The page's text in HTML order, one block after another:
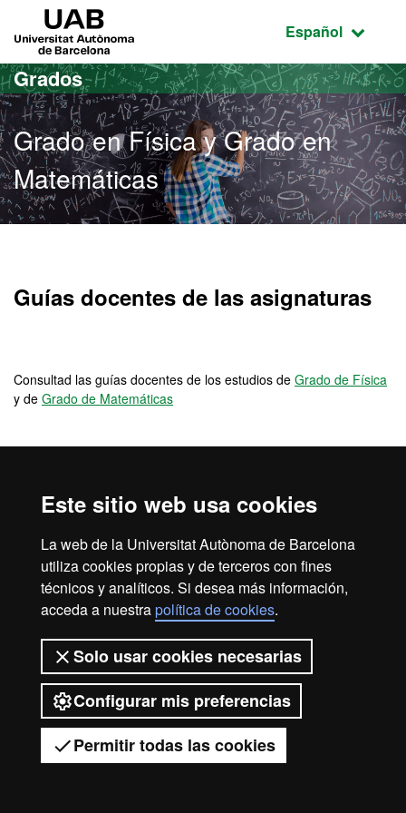
Este sitio web usa cookies
La web de la Universitat Autònoma de Barcelona
utiliza cookies propias y de terceros con fines
técnicos y analíticos. Si desea más información,
acceda a nuestrapolítica de cookies.
Solo usar cookies necesarias
Configurar mis preferencias
Permitir todas las cookies
Acceso al contenido principal
Acceso a la navegación de la página
Idioma
Español
Grados
Grado en Física y Grado en
Matemáticas
Tienes dudas?
Guías docentes de las asignaturas
Consultad las guías docentes de los estudios de Grado de Física
y de Grado de Matemáticas
Accesibilidad web
Mapa del web UAB
2026 Universitat Autònoma de
Barcelona